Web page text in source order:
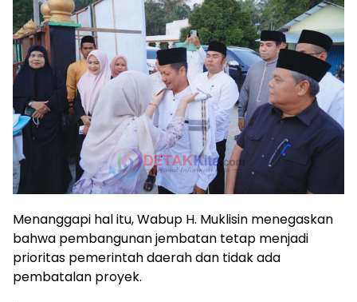
Menanggapi hal itu, Wabup H. Muklisin menegaskan
bahwa pembangunan jembatan tetap menjadi
prioritas pemerintah daerah dan tidak ada
pembatalan proyek.